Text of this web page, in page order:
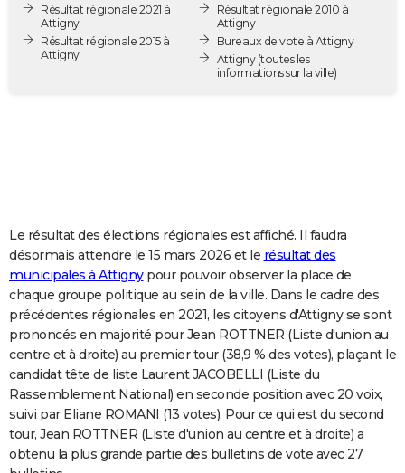
Destinations
City break
Voyage nature
Voyage de noces
Forum
PHOTO
GUIDES D'ACHAT
COPAINS D'AVANT
S'inscrire
Se connecter
Lycées
Collèges
Primaires
Universités
Entreprises
Service militaire
Avis de recherche
AVIS DE DÉCÈS
FORUM
Bricolage
Lifestyle
Culture
Sport
Auto
Television
Voyage
Cinema
Résultat régionale 2021 à
Attigny
Résultat régionale 2015 à
Attigny
Résultat régionale 2010 à
Attigny
Bureaux de vote à Attigny
Attigny(toutes les
informations sur la ville)
Le résultat des élections régionales est affiché. Il faudra
désormais attendre le 15 mars 2026 et le résultat des
municipales à Attignypour pouvoir observer la place de
chaque groupe politique au sein de la ville. Dans le cadre des
précédentes régionales en 2021, les citoyens d'Attigny se sont
prononcés en majorité pour Jean ROTTNER (Liste d'union au
centre et à droite) au premier tour (38,9 % des votes), plaçant le
candidat tête de liste Laurent JACOBELLI (Liste du
Rassemblement National) en seconde position avec 20 voix,
suivi par Eliane ROMANI (13 votes). Pour ce qui est du second
tour, Jean ROTTNER (Liste d'union au centre et à droite) a
obtenu la plus grande partie des bulletins de vote avec 27